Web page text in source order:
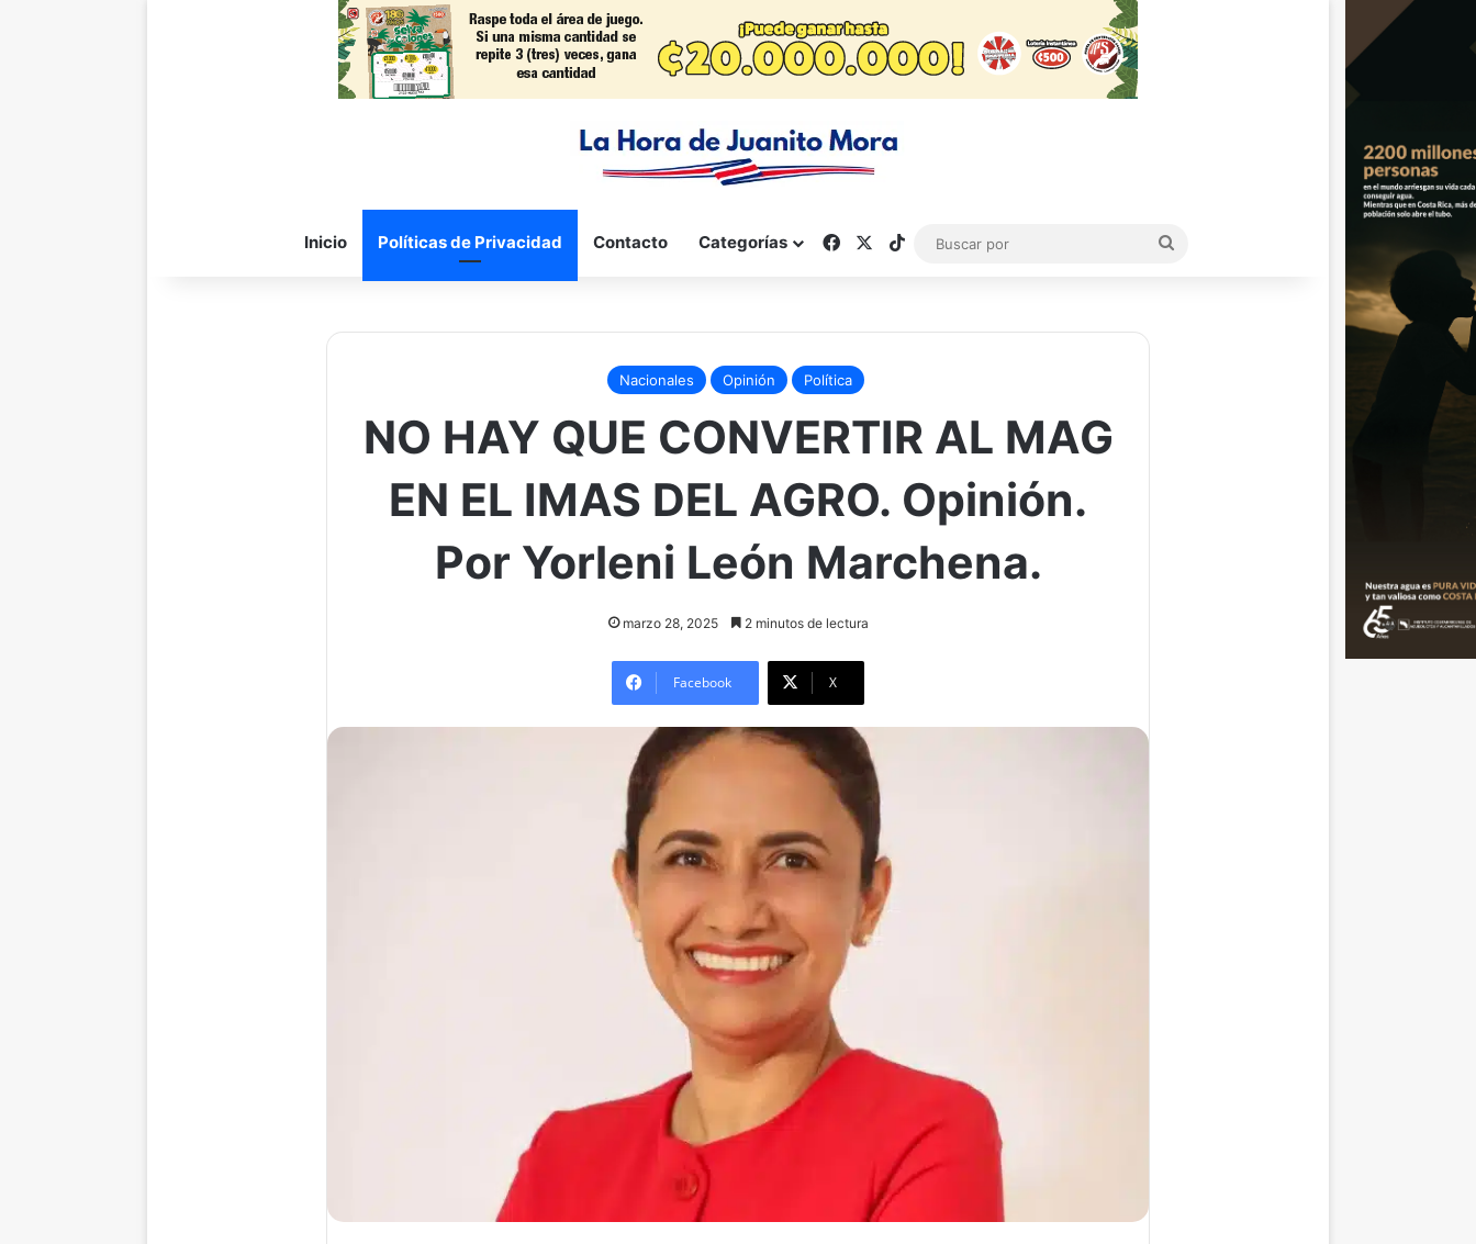
Inicio Políticas de Privacidad Contacto Categorías FacebookTikTok
Nacionales Opinión Política
NO HAY QUE CONVERTIR AL MAG
EN EL IMAS DEL AGRO. Opinión.
Por Yorleni León Marchena.
marzo 28, 2025 2 minutos de lectura
Facebook X